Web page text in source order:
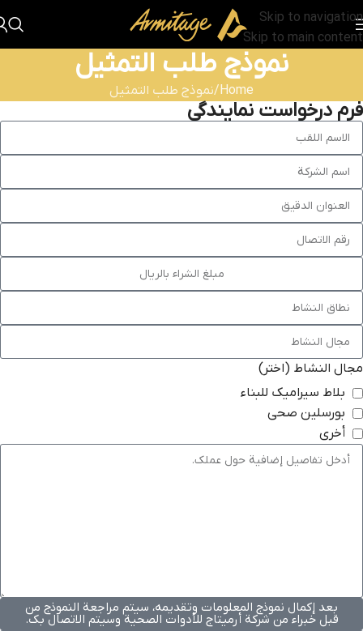
Skip to navigation
Skip to main content
نموذج طلب التمثيل
Home نموذج طلب التمثيل
فرم درخواست نمایندگی
مجال النشاط (اختر)
بلاط سيراميك للبناء
بورسلين صحي
أخرى
بعد إكمال نموذج المعلومات وتقديمه، سيتم مراجعة النموذج من
قبل خبراء من شركة أرميتاج للأدوات الصحية وسيتم الاتصال بك.